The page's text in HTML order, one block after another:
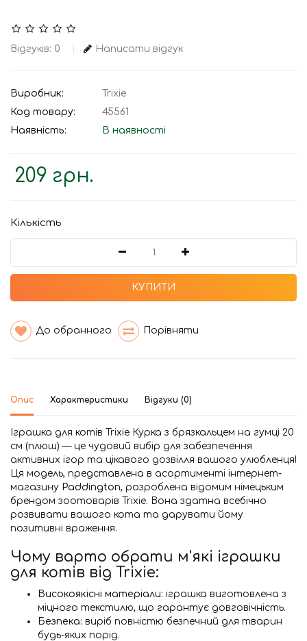
Відгуків: 0 Написати відгук
Виробник:
Trixie
Код товару:
45561
Наявність:
В наявності
209 грн.
Кількість
КУПИТИ
До обранного Порівняти
Опис Характеристики Відгуки (0)
Іграшка для котів Trixie Курка з брязкальцем на гумці 20
см (плюш) — це чудовий вибір для забезпечення
активних ігор та цікавого дозвілля вашого улюбленця!
Ця модель, представлена в асортименті інтернет-
магазину Paddington, розроблена відомим німецьким
брендом зоотоварів Trixie. Вона здатна всебічно
розвивати вашого кота та дарувати йому
позитивні враження.
Чому варто обрати м'які іграшки
для котів від Trixie:
Високоякісні матеріали: іграшка виготовлена з
міцного текстилю, що гарантує довговічність.
Безпека: виріб повністю безпечний для тварин
будь-яких порід.